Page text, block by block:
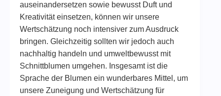
auseinandersetzen sowie bewusst Duft und
Kreativität einsetzen, können wir unsere
Wertschätzung noch intensiver zum Ausdruck
bringen. Gleichzeitig sollten wir jedoch auch
nachhaltig handeln und umweltbewusst mit
Schnittblumen umgehen. Insgesamt ist die
Sprache der Blumen ein wunderbares Mittel, um
unsere Zuneigung und Wertschätzung für